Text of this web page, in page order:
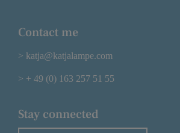
Contact me
> katja@katjalampe.com
> + 49 (0) 163 257 51 55
Stay connected